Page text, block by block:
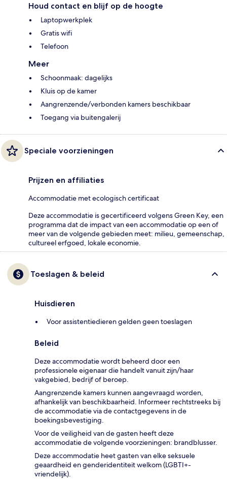
Houd contact en blijf op de hoogte
Laptopwerkplek
Gratis wifi
Telefoon
Meer
Schoonmaak: dagelijks
Kluis op de kamer
Aangrenzende/verbonden kamers beschikbaar
Toegang via buitengalerij
Speciale voorzieningen
Prijzen en affiliaties
Accommodatie met ecologisch certificaat
Deze accommodatie is gecertificeerd volgens Green Key, een
programma dat de impact van een accommodatie op een of
meer van de volgende gebieden meet: milieu, gemeenschap,
cultureel erfgoed, lokale economie.
Toeslagen & beleid
Huisdieren
Voor assistentiedieren gelden geen toeslagen
Beleid
Deze accommodatie wordt beheerd door een
professionele eigenaar die handelt vanuit zijn/haar
vakgebied, bedrijf of beroep.
Aangrenzende kamers kunnen aangevraagd worden,
afhankelijk van beschikbaarheid. Informeer rechtstreeks bij
de accommodatie via de contactgegevens in de
boekingsbevestiging.
Voor de veiligheid van de gasten heeft deze
accommodatie de volgende voorzieningen: brandblusser.
Deze accommodatie heet gasten van elke seksuele
geaardheid en genderidentiteit welkom (LGBTI+-
vriendelijk).